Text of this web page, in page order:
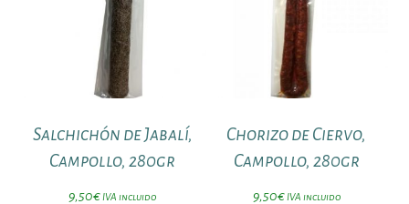
Salchichón de Jabalí,
Campollo, 280gr
9,50€ IVA incluido
Chorizo de Ciervo,
Campollo, 280gr
9,50€ IVA incluido